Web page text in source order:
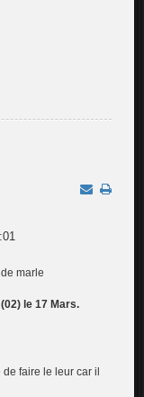
le 17 Mars.
faire le leur car il